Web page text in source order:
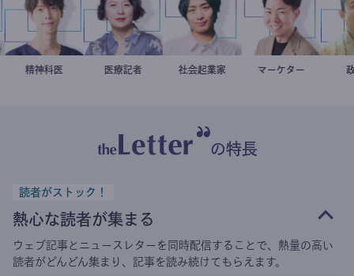
藤野智哉
精神科医 岩永直子
医療記者 駒崎弘樹
社会起業家 室谷良平
マーケター
の特長
読者がストック！
熱心な読者が集まる
ウェブ記事とニュースレターを同時配信することで、熱量の高い
読者がどんどん集まり、記事を読み続けてもらえます。